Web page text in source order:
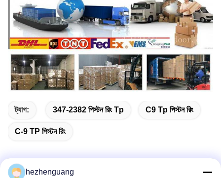
ট্যাগ: 347-2382 পিস্টন রিং Tp C9 Tp পিস্টন রিং
C-9 TP পিস্টন রিং
hezhenguang